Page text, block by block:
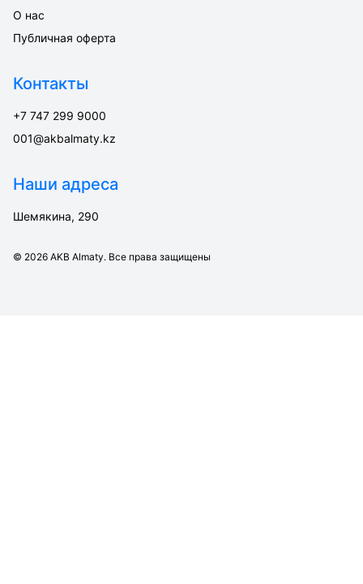
О нас
Публичная оферта
Контакты
+7 747 299 9000
001@akbalmaty.kz
Наши адреса
Шемякина, 290
© 2026 AKB Almaty. Все права защищены